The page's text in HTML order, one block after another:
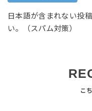
日本語が含まれない投
い。（スパム対策）